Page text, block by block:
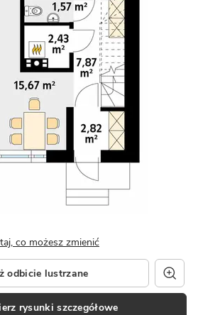
co możesz zmienić
odbicie lustrzane
rysunki szczegółowe